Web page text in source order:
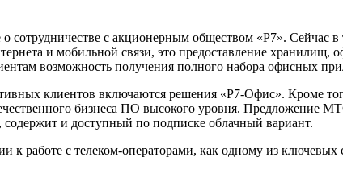
с акционерным обществом «Р7». Сейчас в
и мобильной связи, это предоставление
возможность получения полного набора офисных
клиентов включаются решения «Р7-Офис». Кроме
бизнеса ПО высокого уровня. Предложение
и доступный по подписке облачный вариант.
работе с телеком-операторами, как одному из ключевых